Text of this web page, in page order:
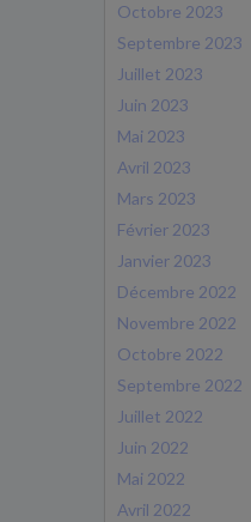
Octobre 2023
Septembre 2023
Juillet 2023
Juin 2023
Mai 2023
Avril 2023
Mars 2023
Février 2023
Janvier 2023
Décembre 2022
Novembre 2022
Octobre 2022
Septembre 2022
Juillet 2022
Juin 2022
Mai 2022
Avril 2022